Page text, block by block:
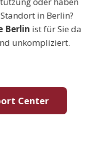
in Berlin?
Berlin ist für Sie da
unkompliziert.
Center